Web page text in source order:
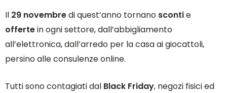
Il 29 novembredi quest’anno tornano scontie
offertein ogni settore, dall’abbigliamento
all’elettronica, dall’arredo per la casa ai giocattoli,
persino alle consulenze online.
Tutti sono contagiati dal Black Friday, negozi fisici ed